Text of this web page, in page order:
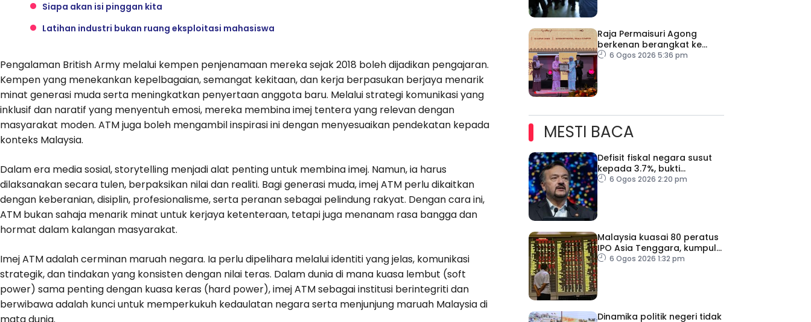
Siapa akan isi pinggan kita
Latihan industri bukan ruang eksploitasi mahasiswa
Pengalaman British Army melalui kempen penjenamaan mereka sejak 2018 boleh dijadikan pengajaran.
Kempen yang menekankan kepelbagaian, semangat kekitaan, dan kerja berpasukan berjaya menarik
minat generasi muda serta meningkatkan penyertaan anggota baru. Melalui strategi komunikasi yang
inklusif dan naratif yang menyentuh emosi, mereka membina imej tentera yang relevan dengan
masyarakat moden. ATM juga boleh mengambil inspirasi ini dengan menyesuaikan pendekatan kepada
konteks Malaysia.
Dalam era media sosial, storytelling menjadi alat penting untuk membina imej. Namun, ia harus
dilaksanakan secara tulen, berpaksikan nilai dan realiti. Bagi generasi muda, imej ATM perlu dikaitkan
dengan keberanian, disiplin, profesionalisme, serta peranan sebagai pelindung rakyat. Dengan cara ini,
ATM bukan sahaja menarik minat untuk kerjaya ketenteraan, tetapi juga menanam rasa bangga dan
hormat dalam kalangan masyarakat.
Imej ATM adalah cerminan maruah negara. Ia perlu dipelihara melalui identiti yang jelas, komunikasi
strategik, dan tindakan yang konsisten dengan nilai teras. Dalam dunia di mana kuasa lembut (soft
power) sama penting dengan kuasa keras (hard power), imej ATM sebagai institusi berintegriti dan
berwibawa adalah kunci untuk memperkukuh kedaulatan negara serta menjunjung maruah Malaysia di
Raja Permaisuri Agong
berkenan berangkat ke
Majlis Anugerah Sastera
6 Ogos 2026 5:36 pm
MESTI BACA
Defisit fiskal negara susut
kepada 3.7%, bukti
keyakinan pelabur masih
6 Ogos 2026 2:20 pm
Malaysia kuasai 80 peratus
IPO Asia Tenggara, kumpul
AS$1.4 bilion separuh
6 Ogos 2026 1:32 pm
Dinamika politik negeri tidak